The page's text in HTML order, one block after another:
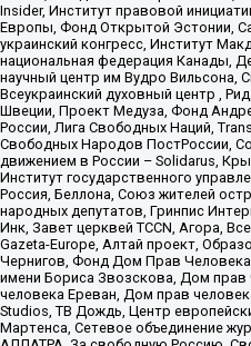
Insider, Институт правовой
Европы, Фонд Открытой Эстонии,
украинский конгресс, Институт
национальная федерация Канады,
научный центр им Вудро Вильсона,
Всеукраинский духовный центр ,
Швеции, Проект Медуза, Фонд
России, Лига Свободных Наций,
Свободных Народов ПостРоссии,
движением в России – Solidarus,
Институт государственного
Россия, Беллона, Союз жителей
народных депутатов, Гринпис
Инк, Завет церквей TCCN, Агора,
Gazeta-Europe, Алтай проект,
Чернигов, Фонд Дом Прав
имени Бориса Звозскова, Дом прав
человека Ереван, Дом прав
Studios, ТВ Дождь, Центр
Мартенса, Сетевое объединение